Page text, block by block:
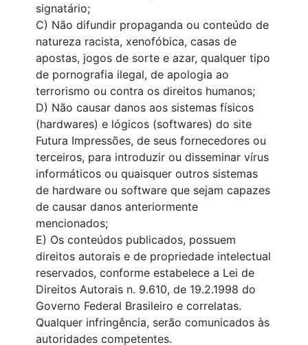
signatário;
C) Não difundir propaganda ou conteúdo de
natureza racista, xenofóbica, casas de
apostas, jogos de sorte e azar, qualquer tipo
de pornografia ilegal, de apologia ao
terrorismo ou contra os direitos humanos;
D) Não causar danos aos sistemas físicos
(hardwares) e lógicos (softwares) do site
Futura Impressões, de seus fornecedores ou
terceiros, para introduzir ou disseminar vírus
informáticos ou quaisquer outros sistemas
de hardware ou software que sejam capazes
de causar danos anteriormente
mencionados;
E) Os conteúdos publicados, possuem
direitos autorais e de propriedade intelectual
reservados, conforme estabelece a Lei de
Direitos Autorais n. 9.610, de 19.2.1998 do
Governo Federal Brasileiro e correlatas.
Qualquer infringência, serão comunicados às
autoridades competentes.